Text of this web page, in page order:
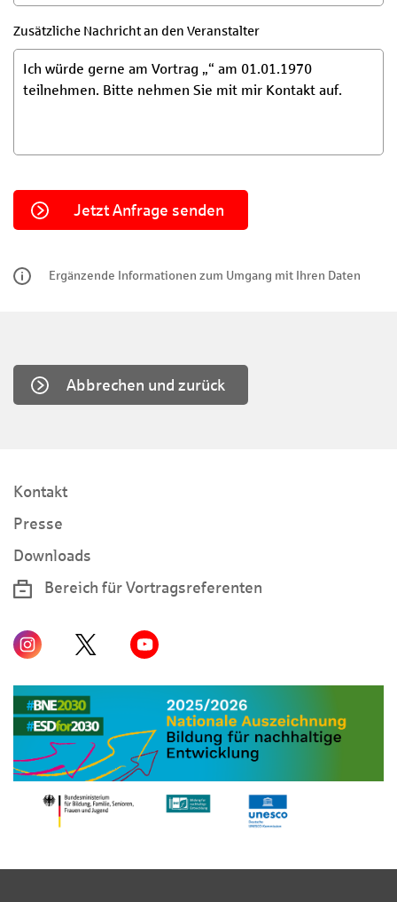
Zusätzliche Nachricht an den Veranstalter
Ergänzende Informationen zum Umgang mit Ihren Daten
Abbrechen und zurück
Kontakt
Presse
Downloads
Bereich für Vortragsreferenten